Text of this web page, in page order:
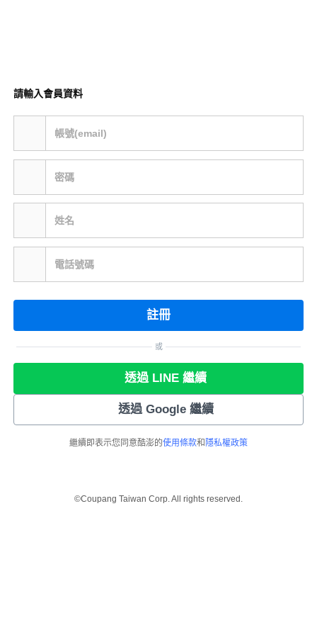
請輸入會員資料
帳號(email)
密碼
姓名
電話號碼
註冊
或
透過 LINE 繼續
透過 Google 繼續
繼續即表示您同意酷澎的使用條款和 隱私權政策
©Coupang Taiwan Corp. All rights reserved.